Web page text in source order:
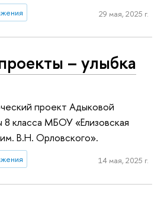
29 мая, 2025 г.
– улыбка
проект Адыковой
класса МБОУ «Елизовская
В.Н. Орловского».
14 мая, 2025 г.